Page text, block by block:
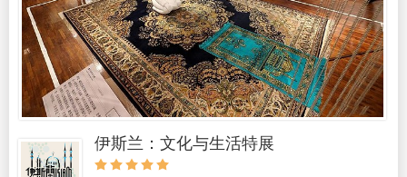
伊斯兰：文化与生活特展